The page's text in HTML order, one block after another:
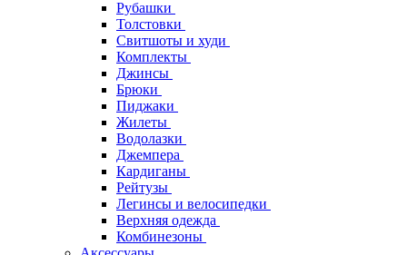
Рубашки
Толстовки
Свитшоты и худи
Комплекты
Джинсы
Брюки
Пиджаки
Жилеты
Водолазки
Джемпера
Кардиганы
Рейтузы
Легинсы и велосипедки
Верхняя одежда
Комбинезоны